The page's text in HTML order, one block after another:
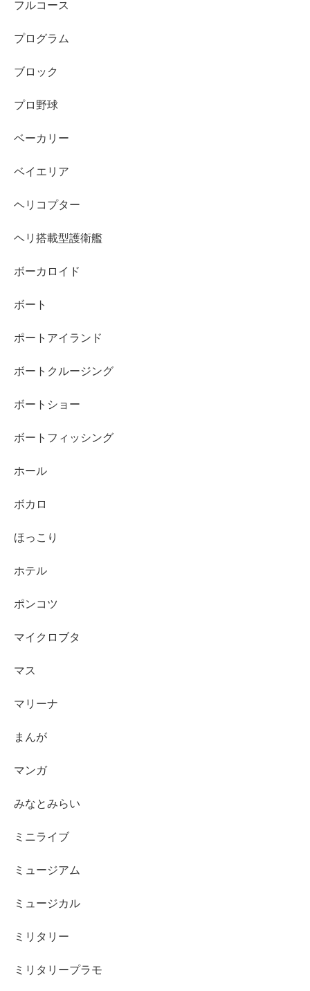
フルコース
プログラム
ブロック
プロ野球
ベーカリー
ベイエリア
ヘリコプター
ヘリ搭載型護衛艦
ボーカロイド
ボート
ポートアイランド
ボートクルージング
ボートショー
ボートフィッシング
ホール
ボカロ
ほっこり
ホテル
ポンコツ
マイクロブタ
マス
マリーナ
まんが
マンガ
みなとみらい
ミニライブ
ミュージアム
ミュージカル
ミリタリー
ミリタリープラモ